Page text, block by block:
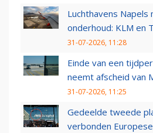
Luchthavens Napels
onderhoud: KLM en
31-07-2026, 11:28
Einde van een
neemt afscheid van
31-07-2026, 11:25
Gedeelde tweede
verbonden